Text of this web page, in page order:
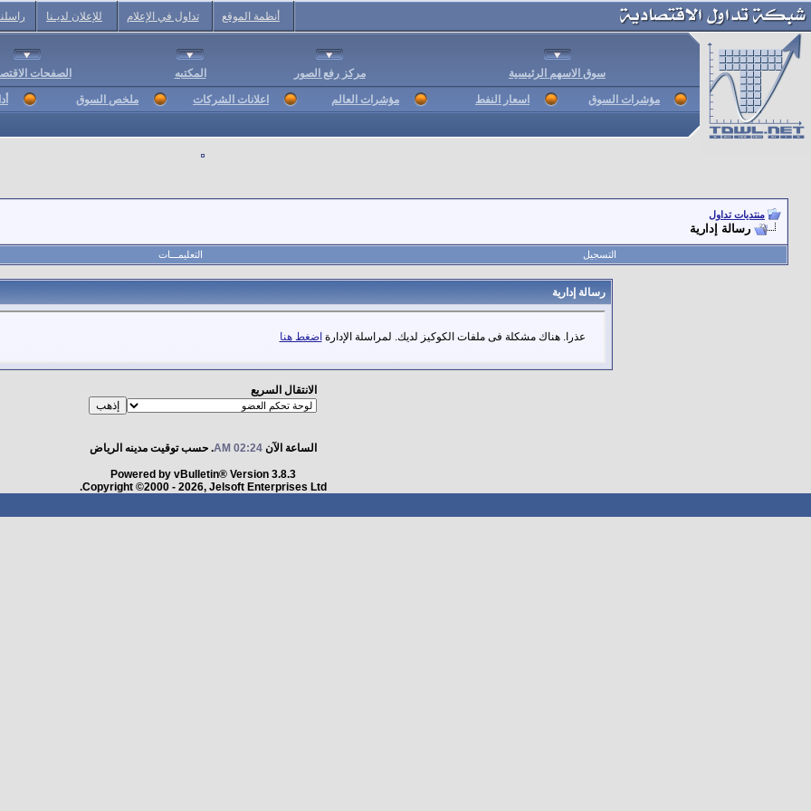
أنظمة الموقع تداول في الإعلام للإعلان لديـنا
سوق الاسهم الرئيسية مركز رفع الصور المكتبه الصفحات
مؤشرات السوق اسعار النفط مؤشرات العالم اعلانات الشركات ملخص السوق
منتديات تداول
رسالة إدارية
التسجيل التعليمـــات
رسالة إدارية
عذرا. هناك مشكلة فى ملفات الكوكيز لديك. لمراسلة الإدارة اضغط هنا
الانتقال السريع
الساعة الآن02:24 AM . حسب توقيت مدينه الرياض
Powered by vBulletin® Version 3.8.3
Copyright ©2000 - 2026, Jelsoft Enterprises Ltd.